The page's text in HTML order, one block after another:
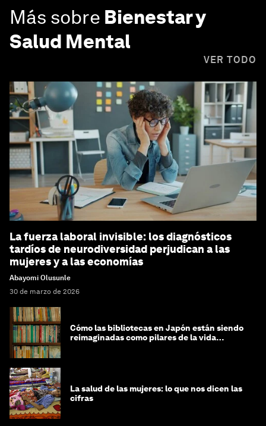
Más sobre Bienestar y
Salud Mental
VER TODO
La fuerza laboral invisible: los diagnósticos
tardíos de neurodiversidad perjudican a las
mujeres y a las economías
Abayomi Olusunle
30 de marzo de 2026
Cómo las bibliotecas en Japón están siendo
reimaginadas como pilares de la vida
La salud de las mujeres: lo que nos dicen las
cifras